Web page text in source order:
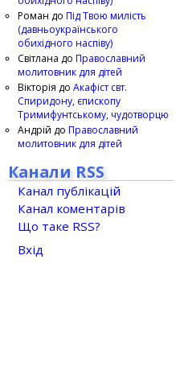
Роман до Під Твою милість
(давньоукраїнського
обихідного наспіву)
Світлана до Православний
молитовник для дітей
Вікторія до Акафіст свт.
Спиридону, єпископу
Тримифунтському, чудотворцю
Андрій до Православний
молитовник для дітей
Канали RSS
Канал публікацій
Канал коментарів
Що таке RSS?
Вхід